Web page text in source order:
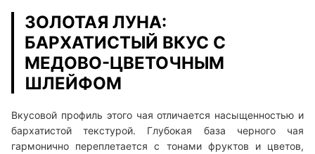
ЗОЛОТАЯ ЛУНА:
БАРХАТИСТЫЙ ВКУС С
МЕДОВО-ЦВЕТОЧНЫМ
ШЛЕЙФОМ
Вкусовой профиль этого чая отличается насыщенностью и
бархатистой текстурой. Глубокая база черного чая
гармонично переплетается с тонами фруктов и цветов,